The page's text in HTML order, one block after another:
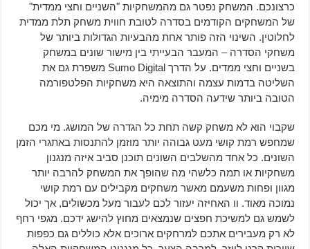
כרצונכם. המשחק נפטר גם מהמשחקיות "השניים וחצי ממדית"
של המשחקים הקודמים בסדרה לטובת חווית משחק תלת ממדית
לחלוטין. השינוי הזה פותר אחת מהבעיות הגדולות ביותר של
משחקי הסדרה – המעבר הבעייתי בין מישור שונים במשחק
בשניים וחצי ממדים. על הדרך Sumo Digital משפרת גם את
השליטה בדמות עצמה והתוצאה היא משחקיות הפלטפורמה
הטובה ביותר שידעה הסדרה מימיה.
שקבוי הוא לא משחק קשה תחת כל הגדרה של המושג. מי מכם
שמחפש רמת קושי מעט גבוהה יותר מוזמן להתנסות באתגרי הזמן
השונים. כל אחד מהשלבים השונים תוכנן סביב איזה מנגנון
משחקיות או תמה כלשהי מה שהופך את המשחק להרבה יותר
מגוון ופחות משעמם מאשר משחקים מקבילים עם רמת קושי
נמוכה מאוד. וו האחיזה יעזור לכם לעבור מעל מכשולים, אך יכול
לשמש גם למשיכת חפצים שנמצאים מחוץ להישג ידכם. מגפי רחף
לא רק מעבירים אתכם למרחקים ארוכים אלא כוללים גם כפפות